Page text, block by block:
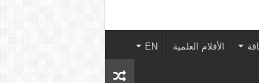
الأفلام العلمية EN